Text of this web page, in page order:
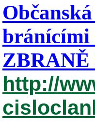
bránícími
http://